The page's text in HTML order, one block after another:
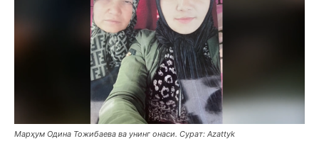
Марҳум Одина Тожибаева ва унинг онаси. Сурат: Azattyk